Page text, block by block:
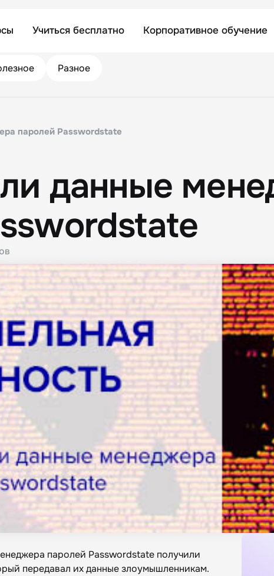
Учиться бесплатно Корпоративное обучение
Разное
паролей Passwordstate
данные
паролей Passwordstate получили
передавал их данные злоумышленникам.